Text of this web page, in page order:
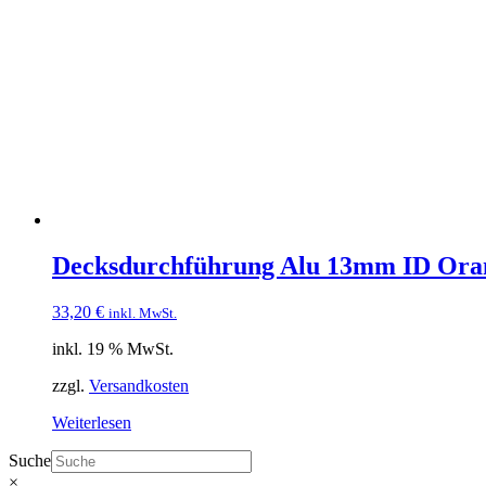
Decksdurchführung Alu 13mm ID
33,20 € inkl. MwSt.
inkl. 19 % MwSt.
zzgl. Versandkosten
Weiterlesen
Suche
×